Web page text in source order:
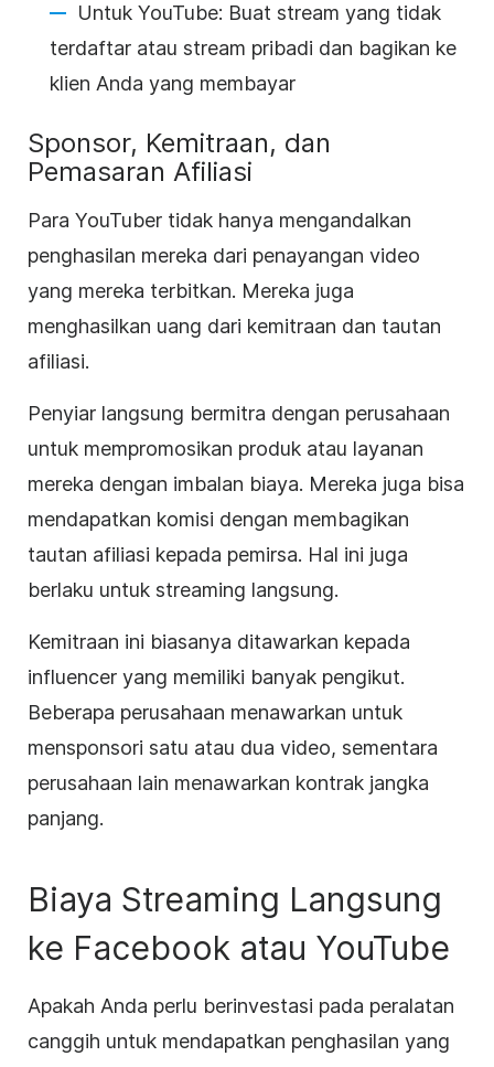
Untuk YouTube: Buat stream yang tidak
terdaftar atau stream pribadi dan bagikan ke
klien Anda yang membayar
Sponsor, Kemitraan, dan
Pemasaran Afiliasi
Para YouTuber tidak hanya mengandalkan
penghasilan mereka dari penayangan video
yang mereka terbitkan. Mereka juga
menghasilkan uang dari kemitraan dan tautan
afiliasi.
Penyiar langsung bermitra dengan perusahaan
untuk mempromosikan produk atau layanan
mereka dengan imbalan biaya. Mereka juga bisa
mendapatkan komisi dengan membagikan
tautan afiliasi kepada pemirsa. Hal ini juga
berlaku untuk streaming langsung.
Kemitraan ini biasanya ditawarkan kepada
influencer yang memiliki banyak pengikut.
Beberapa perusahaan menawarkan untuk
mensponsori satu atau dua video, sementara
perusahaan lain menawarkan kontrak jangka
panjang.
Biaya Streaming Langsung
ke Facebook atau YouTube
Apakah Anda perlu berinvestasi pada peralatan
canggih untuk mendapatkan penghasilan yang